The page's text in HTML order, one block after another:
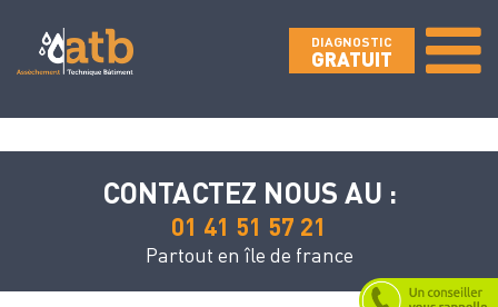
DIAGNOSTIC
GRATUIT
CONTACTEZ NOUS AU :
01 41 51 57 21
Partout en île de france